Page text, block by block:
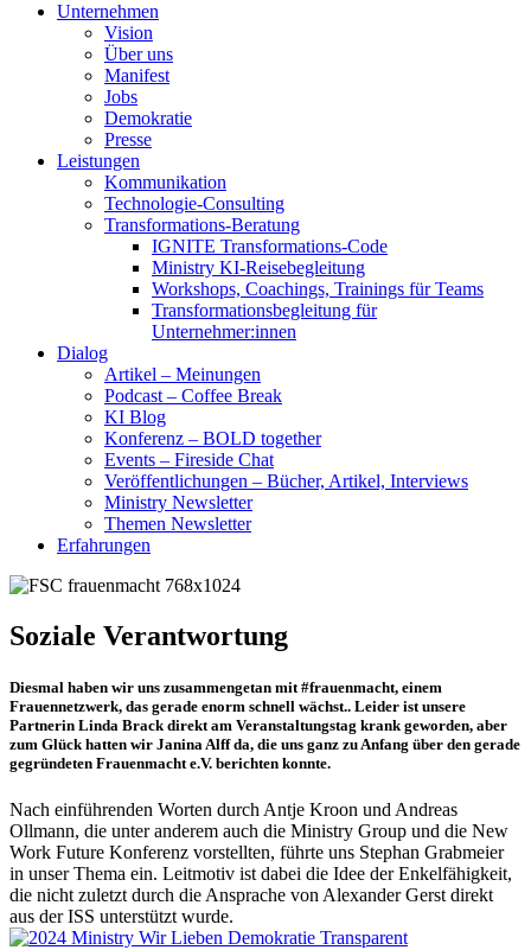
Unternehmen
Vision
Über uns
Manifest
Jobs
Demokratie
Presse
Leistungen
Kommunikation
Technologie-Consulting
Transformations-Beratung
IGNITE Transformations-Code
Ministry KI-Reisebegleitung
Workshops, Coachings, Trainings für Teams
Transformationsbegleitung für
Unternehmer:innen
Dialog
Artikel – Meinungen
Podcast – Coffee Break
KI Blog
Konferenz – BOLD together
Events – Fireside Chat
Veröffentlichungen – Bücher, Artikel, Interviews
Ministry Newsletter
Themen Newsletter
Erfahrungen
Soziale Verantwortung
Diesmal haben wir uns zusammengetan mit #frauenmacht, einem
Frauennetzwerk, das gerade enorm schnell wächst.. Leider ist unsere
Partnerin Linda Brack direkt am Veranstaltungstag krank geworden, aber
zum Glück hatten wir Janina Alff da, die uns ganz zu Anfang über den gerade
gegründeten Frauenmacht e.V. berichten konnte.
Nach einführenden Worten durch Antje Kroon und Andreas
Ollmann, die unter anderem auch die Ministry Group und die New
Work Future Konferenz vorstellten, führte uns Stephan Grabmeier
in unser Thema ein. Leitmotiv ist dabei die Idee der Enkelfähigkeit,
die nicht zuletzt durch die Ansprache von Alexander Gerst direkt
aus der ISS unterstützt wurde.